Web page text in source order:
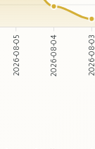
2026-08-05 2026-08-04 2026-08-03